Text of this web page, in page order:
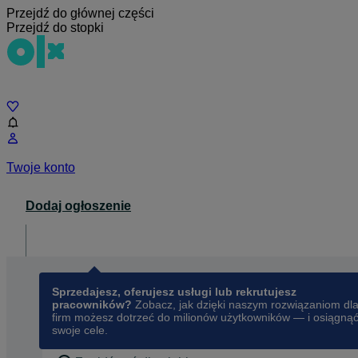
Przejdź do głównej części
Przejdź do stopki
Twoje konto
Dodaj ogłoszenie
Sprzedajesz, oferujesz usługi lub rekrutujesz
pracowników? Zobacz, jak dzięki naszym rozwiązaniom dla
firm możesz dotrzeć do milionów użytkowników — i osiągnąć
swoje cele.